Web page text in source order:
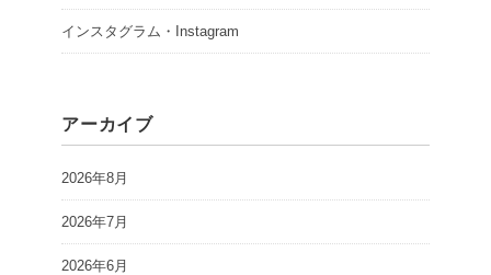
インスタグラム・Instagram
アーカイブ
2026年8月
2026年7月
2026年6月